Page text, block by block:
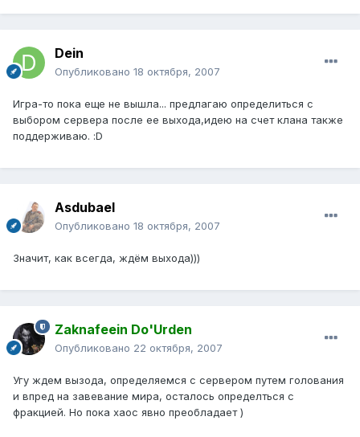
Dein
Опубликовано 18 октября, 2007
Игра-то пока еще не вышла... предлагаю определиться с
выбором сервера после ее выхода,идею на счет клана также
поддерживаю. :D
Asdubael
Опубликовано 18 октября, 2007
Значит, как всегда, ждём выхода)))
Zaknafeein Do'Urden
Опубликовано 22 октября, 2007
Угу ждем вызода, определяемся с сервером путем голования
и впред на завевание мира, осталось определться с
фракцией. Но пока хаос явно преобладает )